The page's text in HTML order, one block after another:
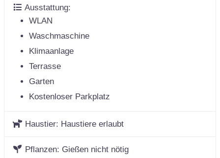
Ausstattung:
WLAN
Waschmaschine
Klimaanlage
Terrasse
Garten
Kostenloser Parkplatz
Haustier: Haustiere erlaubt
Pflanzen: Gießen nicht nötig